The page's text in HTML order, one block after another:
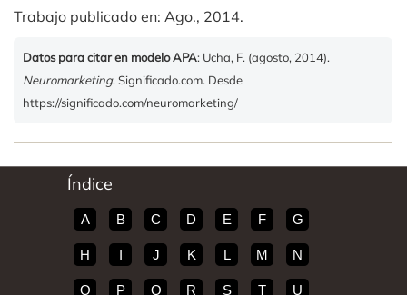
Trabajo publicado en: Ago., 2014.
Datos para citar en modelo APA: Ucha, F. (agosto, 2014).
Neuromarketing. Significado.com. Desde
https://significado.com/neuromarketing/
Índice
A B C D E F G
H I J K L M N
O P Q R S T U